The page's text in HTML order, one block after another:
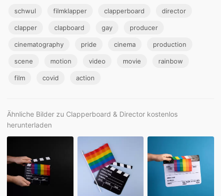
schwul filmklapper clapperboard director
clapper clapboard gay producer
cinematography pride cinema production
scene motion video movie rainbow
film covid action
Ähnliche Bilder zu Clapperboard & Director kostenlos
herunterladen